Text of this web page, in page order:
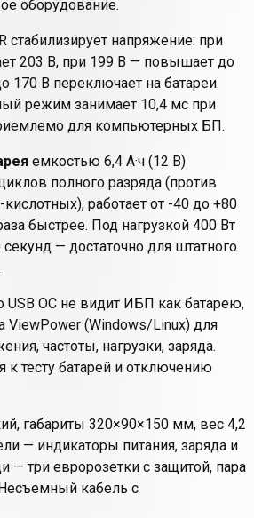
оборудование.
стабилизирует напряжение: при
203 В, при 199 В — повышает до
170 В переключает на батареи.
режим занимает 10,4 мс при
для компьютерных БП.
емкостью 6,4 А·ч (12 В)
полного разряда (против
работает от -40 до +80
быстрее. Под нагрузкой 400 Вт
секунд — достаточно для штатного
USB ОС не видит ИБП как батарею,
ViewPower (Windows/Linux) для
частоты, нагрузки, заряда.
к тесту батарей и отключению
габариты 320×90×150 мм, вес 4,2
— индикаторы питания, заряда и
— три евророзетки с защитой, пара
кабель с